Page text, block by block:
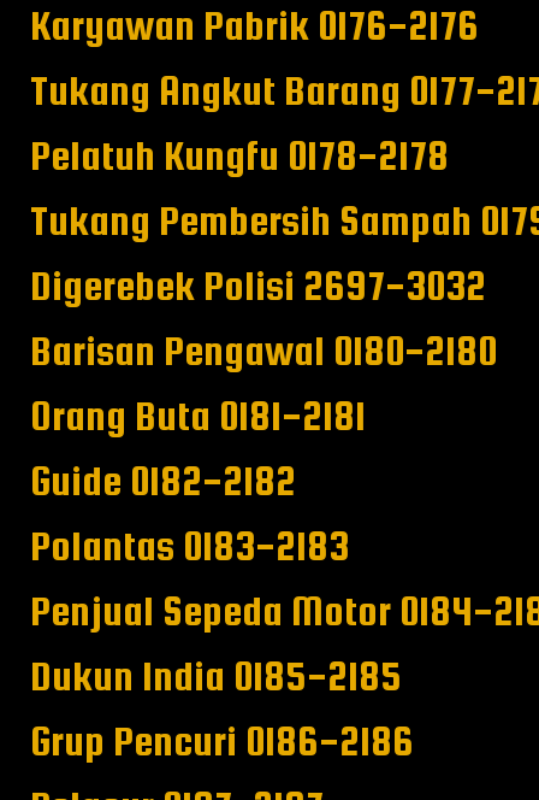
Karyawan Pabrik 0176-2176
Tukang Angkut Barang 0177-
Pelatuh Kungfu 0178-2178
Tukang Pembersih Sampah
Digerebek Polisi 2697-3032
Barisan Pengawal 0180-2180
Orang Buta 0181-2181
Guide 0182-2182
Polantas 0183-2183
Penjual Sepeda Motor 0184-
Dukun India 0185-2185
Grup Pencuri 0186-2186